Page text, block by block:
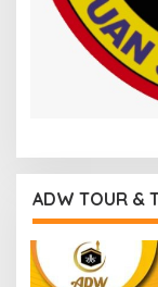
ADW TOUR &